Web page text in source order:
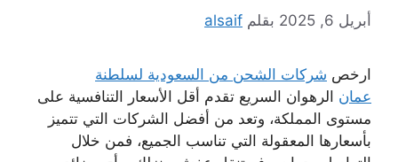
أبريل 6, 2025 بقلم alsaif
ارخص شركات الشحن من السعودية لسلطنة
عمان الرهوان السريع تقدم أقل الأسعار التنافسية على
مستوى المملكة، وتعد من أفضل الشركات التي تتميز
بأسعارها المعقولة التي تناسب الجميع، فمن خلال